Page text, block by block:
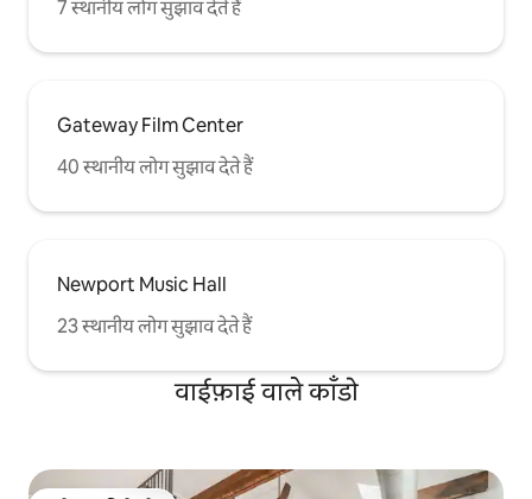
7 स्थानीय लोग सुझाव देते हैं
Gateway Film Center
40 स्थानीय लोग सुझाव देते हैं
Newport Music Hall
23 स्थानीय लोग सुझाव देते हैं
वाईफ़ाई वाले काँडो